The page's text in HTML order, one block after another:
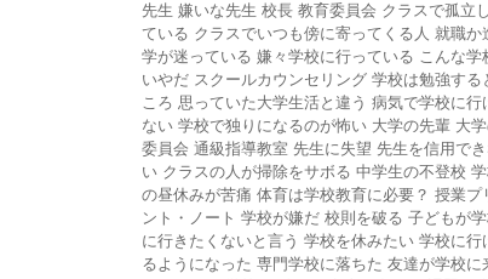
先生 嫌いな先生 校長 教育委員会 クラスで孤立し
ている クラスでいつも傍に寄ってくる人 就職か
学が迷っている 嫌々学校に行っている こんな学
いやだ スクールカウンセリング 学校は勉強する
ころ 思っていた大学生活と違う 病気で学校に行
ない 学校で独りになるのが怖い 大学の先輩 大
委員会 通級指導教室 先生に失望 先生を信用で
い クラスの人が掃除をサボる 中学生の不登校
の昼休みが苦痛 体育は学校教育に必要？ 授業プ
ント・ノート 学校が嫌だ 校則を破る 子どもが
に行きたくないと言う 学校を休みたい 学校に行
るようになった 専門学校に落ちた 友達が学校に